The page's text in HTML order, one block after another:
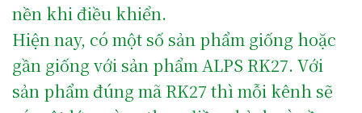
nền khi điều khiển.
Hiện nay, có một số sản phẩm giống hoặc
gần giống với sản phẩm ALPS RK27. Với
sản phẩm đúng mã RK27 thì mỗi kênh sẽ